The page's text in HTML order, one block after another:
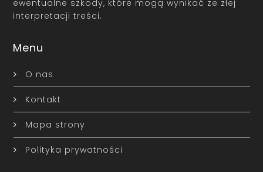
ewentualne szkody, które mogą wynikać ze złej
interpretacji treści.
Menu
O nas
Kontakt
Mapa strony
Polityka prywatności